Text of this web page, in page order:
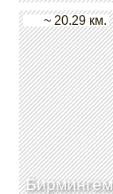
~ 20.29 км.